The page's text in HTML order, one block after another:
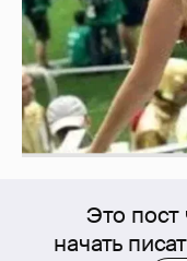
Это пост
начать